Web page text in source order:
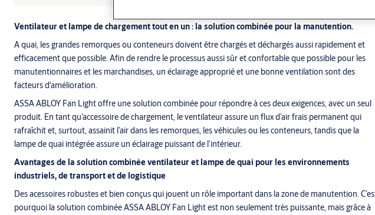
Ventilateur et lampe de chargement tout en un : la solution combinée pour la manutention.
A quai, les grandes remorques ou conteneurs doivent être chargés et déchargés aussi rapidement et
efficacement que possible. Afin de rendre le processus aussi sûr et confortable que possible pour les
manutentionnaires et les marchandises, un éclairage approprié et une bonne ventilation sont des
facteurs d'amélioration.
ASSA ABLOY Fan Light offre une solution combinée pour répondre à ces deux exigences, avec un seul
produit. En tant qu’accessoire de chargement, le ventilateur assure un flux d’air frais permanent qui
rafraîchit et, surtout, assainit l’air dans les remorques, les véhicules ou les conteneurs, tandis que la
lampe de quai intégrée assure un éclairage puissant de l’intérieur.
Avantages de la solution combinée ventilateur et lampe de quai pour les environnements
industriels, de transport et de logistique
Des acessoires robustes et bien conçus qui jouent un rôle important dans la zone de manutention.
pourquoi la solution combinée ASSA ABLOY Fan Light est non seulement très puissante, mais grâce à